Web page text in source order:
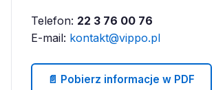
Telefon: 22 3 76 00 76
E-mail: kontakt@vippo.pl
📄 Pobierz informacje w PDF